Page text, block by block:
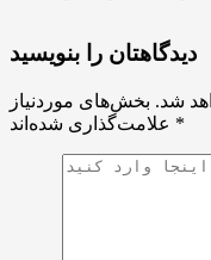
دیدگاهتان را بنویسید
شد. بخش‌های موردنیاز
*